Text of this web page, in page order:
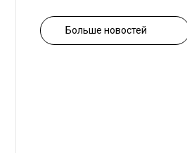
Больше новостей